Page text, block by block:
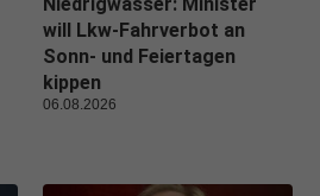
will Lkw-Fahrverbot an
Sonn- und Feiertagen
kippen
06.08.2026